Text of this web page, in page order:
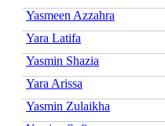
Yasmeen Azzahra
Yara Latifa
Yasmin Shazia
Yara Arissa
Yasmin Zulaikha